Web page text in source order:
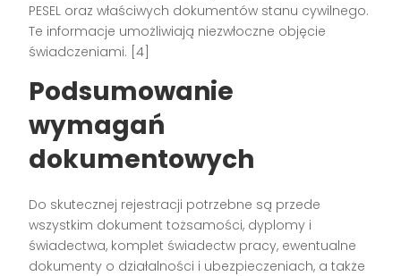
PESEL oraz właściwych dokumentów stanu cywilnego.
Te informacje umożliwiają niezwłoczne objęcie
świadczeniami. [4]
Podsumowanie
wymagań
dokumentowych
Do skutecznej rejestracji potrzebne są przede
wszystkim dokument tożsamości, dyplomy i
świadectwa, komplet świadectw pracy, ewentualne
dokumenty o działalności i ubezpieczeniach, a także